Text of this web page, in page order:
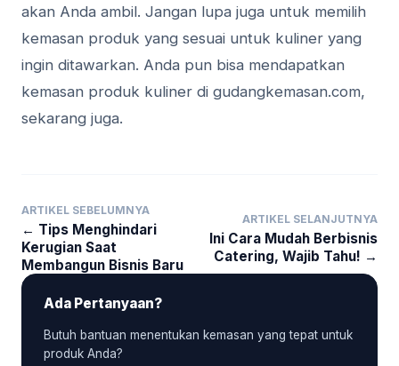
akan Anda ambil. Jangan lupa juga untuk memilih
kemasan produk yang sesuai untuk kuliner yang
ingin ditawarkan. Anda pun bisa mendapatkan
kemasan produk kuliner di gudangkemasan.com,
sekarang juga.
ARTIKEL SEBELUMNYA
← Tips Menghindari
Kerugian Saat
Membangun Bisnis Baru
ARTIKEL SELANJUTNYA
Ini Cara Mudah Berbisnis
Catering, Wajib Tahu! →
Ada Pertanyaan?
Butuh bantuan menentukan kemasan yang tepat untuk
produk Anda?